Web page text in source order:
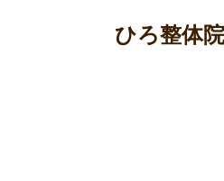
ひろ整体